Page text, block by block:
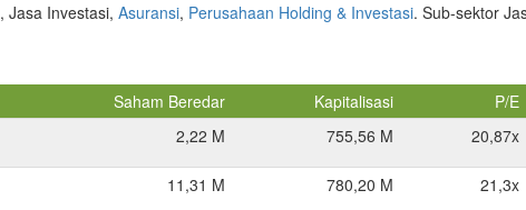
, Jasa Investasi, Asuransi, Perusahaan Holding & Investasi. Sub-sektor
Saham Beredar Kapitalisasi P/E
2,22 M 755,56 M 20,87x
11,31 M 780,20 M 21,3x